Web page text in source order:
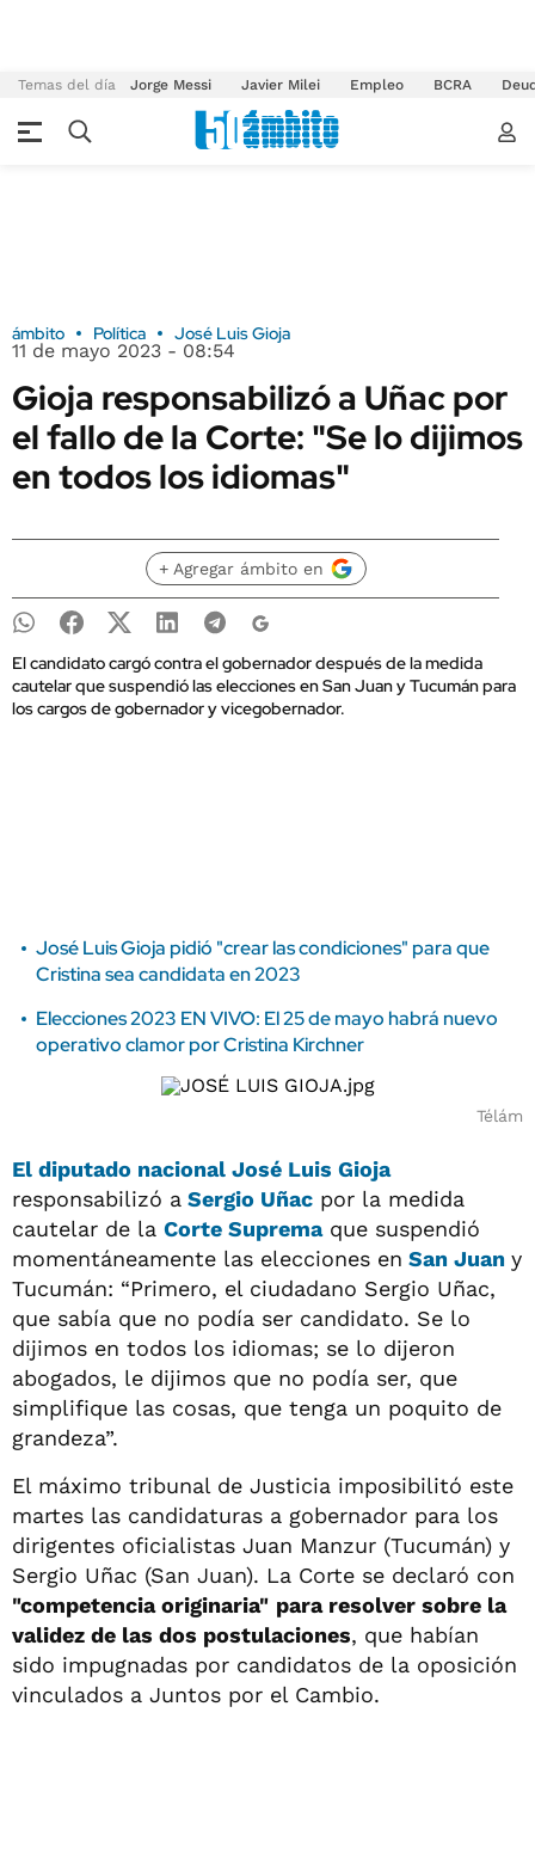
Temas del día Jorge Messi Javier Milei Empleo BCRA
ámbito Política José Luis Gioja
11 de mayo 2023 - 08:54
Gioja responsabilizó a Uñac por
el fallo de la Corte: "Se lo dijimos
en todos los idiomas"
+ Agregar ámbito en
El candidato cargó contra el gobernador después de la medida
cautelar que suspendió las elecciones en San Juan y Tucumán para
los cargos de gobernador y vicegobernador.
José Luis Gioja pidió "crear las condiciones" para que
Cristina sea candidata en 2023
Elecciones 2023 EN VIVO: El 25 de mayo habrá nuevo
operativo clamor por Cristina Kirchner
Télám
El diputado nacional José Luis Gioja
responsabilizó a Sergio Uñac por la medida
cautelar de la Corte Supremaque suspendió
momentáneamente las elecciones en San Juan y
Tucumán: “Primero, el ciudadano Sergio Uñac,
que sabía que no podía ser candidato. Se lo
dijimos en todos los idiomas; se lo dijeron
abogados, le dijimos que no podía ser, que
simplifique las cosas, que tenga un poquito de
grandeza”.
El máximo tribunal de Justicia imposibilitó este
martes las candidaturas a gobernador para los
dirigentes oficialistas Juan Manzur (Tucumán) y
Sergio Uñac (San Juan). La Corte se declaró con
"competencia originaria" para resolver sobre la
validez de las dos postulaciones, que habían
sido impugnadas por candidatos de la oposición
vinculados a Juntos por el Cambio.